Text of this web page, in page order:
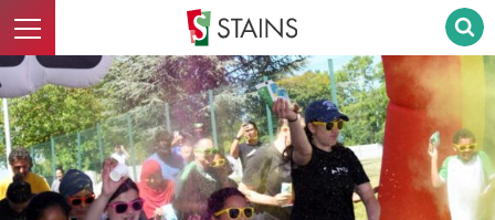
Ouvrir le menu Stains - Retour à l'accueil